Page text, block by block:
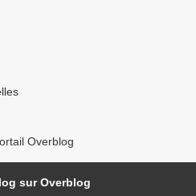
Overblog
sur Overblog